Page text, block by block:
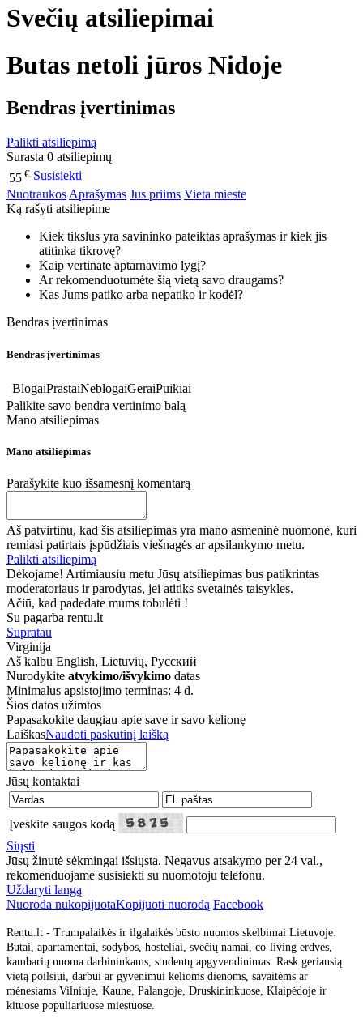
Svečių atsiliepimai
Butas netoli jūros Nidoje
Bendras įvertinimas
Palikti atsiliepimą
Surasta 0 atsiliepimų
55 € Susisiekti
Nuotraukos Aprašymas Jus priims Vieta mieste
Ką rašyti atsiliepime
Kiek tikslus yra savininko pateiktas aprašymas ir kiek jis
atitinka tikrovę?
Kaip vertinate aptarnavimo lygį?
Ar rekomenduotumėte šią vietą savo draugams?
Kas Jums patiko arba nepatiko ir kodėl?
Bendras įvertinimas
Bendras įvertinimas
BlogaiPrastaiNeblogaiGeraiPuikiai
Palikite savo bendra vertinimo balą
Mano atsiliepimas
Mano atsiliepimas
Parašykite kuo išsamesnį komentarą
Aš patvirtinu, kad šis atsiliepimas yra mano asmeninė nuomonė, kuri
remiasi patirtais įspūdžiais viešnagės ar apsilankymo metu.
Palikti atsiliepimą
Dėkojame! Artimiausiu metu Jūsų atsiliepimas bus patikrintas
moderatoriaus ir parodytas, jei atitiks svetainės taisykles.
Ačiū, kad padedate mums tobulėti !
Su pagarba rentu.lt
Supratau
Virginija
Aš kalbu English, Lietuvių, Русский
Nurodykite atvykimo/išvykimo datas
Minimalus apsistojimo terminas: 4 d.
Šios datos užimtos
Papasakokite daugiau apie save ir savo kelionę
LaiškasNaudoti paskutinį laišką
Jūsų kontaktai
Įveskite saugos kodą
Siųsti
Jūsų žinutė sėkmingai išsiųsta. Negavus atsakymo per 24 val.,
rekomenduojame susisiekti su nuomotoju telefonu.
Uždaryti langą
Nuoroda nukopijuotaKopijuoti nuorodą Facebook
Rentu.lt - Trumpalaikės ir ilgalaikės būsto nuomos skelbimai Lietuvoje.
Butai, apartamentai, sodybos, hosteliai, svečių namai, co-living erdves,
kambarių nuoma darbininkams, studentų apgyvendinimas. Rask geriausią
vietą poilsiui, darbui ar gyvenimui kelioms dienoms, savaitėms ar
mėnesiams Vilniuje, Kaune, Palangoje, Druskininkuose, Klaipėdoje ir
kituose populiariuose miestuose.